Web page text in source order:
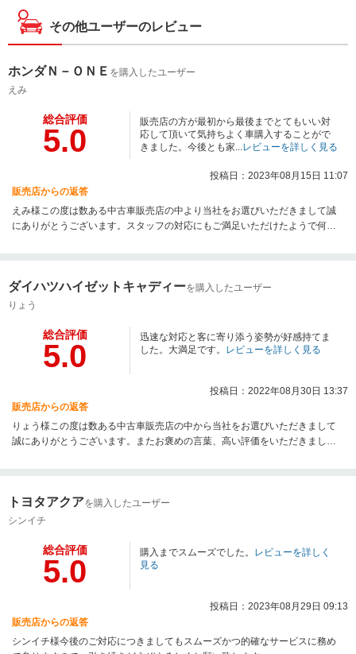
その他ユーザーのレビュー
ホンダＮ－ＯＮＥ を購入したユーザー
えみ
総合評価
5.0
販売店の方が最初から最後までとてもいい対
応して頂いて気持ちよく車購入することがで
きました。今後とも家... レビューを詳しく見る
投稿日：2023年08月15日 11:07
販売店からの返答
えみ様この度は数ある中古車販売店の中より当社をお選びいただきまして誠
にありがとうございます。スタッフの対応にもご満足いただけたようで何よ
で、今後とも末永いお付き合いのほどよろしくお願いいたします。
ダイハツハイゼットキャディーを購入したユーザー
りょう
総合評価
5.0
迅速な対応と客に寄り添う姿勢が好感持てま
した。大満足です。 レビューを詳しく見る
投稿日：2022年08月30日 13:37
販売店からの返答
りょう様この度は数ある中古車販売店の中から当社をお選びいただきまして
誠にありがとうございます。またお褒めの言葉、高い評価をいただきまして
含め、末永いお付き合いをよろしくお願いいたします。
トヨタアクアを購入したユーザー
シンイチ
総合評価
5.0
購入までスムーズでした。 レビューを詳しく
見る
投稿日：2023年08月29日 09:13
販売店からの返答
シンイチ様今後のご対応につきましてもスムーズかつ的確なサービスに務め